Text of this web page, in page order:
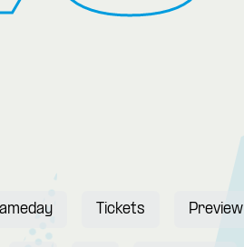
Tickets Preview